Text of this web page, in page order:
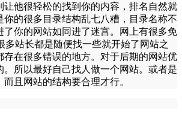
让他很轻松的找到你的内容，排名自然就
你的很多目录结构乱七八糟，目录名称不
了你的网站如同进了迷宫。网上有很多免
多站长都是随便找一些就开始了网站之
存在很多错误的地方。对于后期的网站优
。所以最好自己找人做一个网站。或者是
且网站的结构要合理才行。